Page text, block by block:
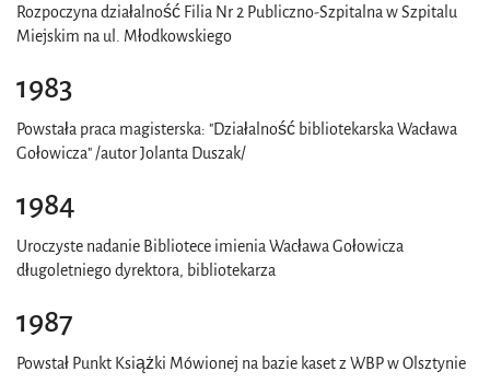
Rozpoczyna działalność Filia Nr 2 Publiczno-Szpitalna w Szpitalu
Miejskim na ul. Młodkowskiego
1983
Powstała praca magisterska: "Działalność bibliotekarska Wacława
Gołowicza" /autor Jolanta Duszak/
1984
Uroczyste nadanie Bibliotece imienia Wacława Gołowicza
długoletniego dyrektora, bibliotekarza
1987
Powstał Punkt Książki Mówionej na bazie kaset z WBP w Olsztynie